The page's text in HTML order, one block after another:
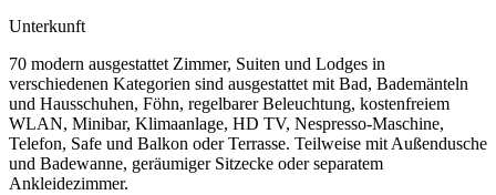
Unterkunft
70 modern ausgestattet Zimmer, Suiten und Lodges in
verschiedenen Kategorien sind ausgestattet mit Bad, Bademänteln
und Hausschuhen, Föhn, regelbarer Beleuchtung, kostenfreiem
WLAN, Minibar, Klimaanlage, HD TV, Nespresso-Maschine,
Telefon, Safe und Balkon oder Terrasse. Teilweise mit Außendusche
und Badewanne, geräumiger Sitzecke oder separatem
Ankleidezimmer.